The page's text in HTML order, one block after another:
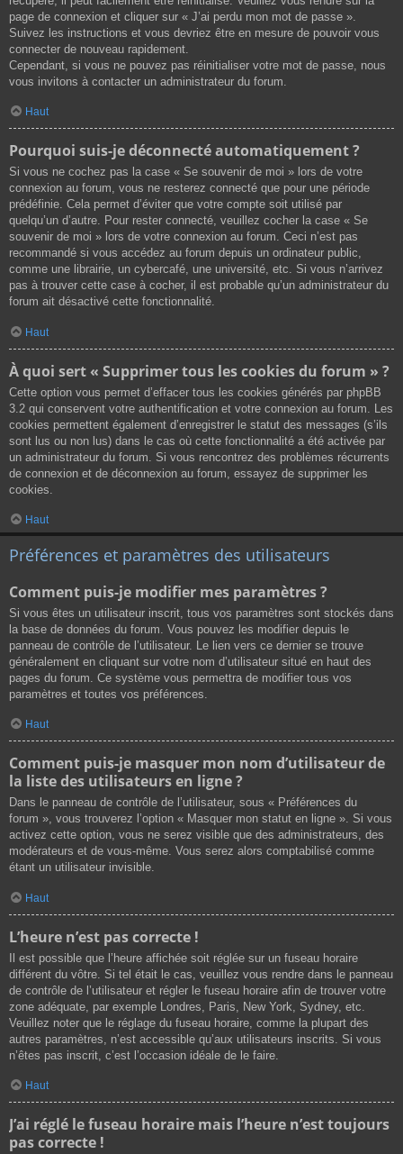
page de connexion et cliquer sur « J’ai perdu mon mot de passe ».
Suivez les instructions et vous devriez être en mesure de pouvoir vous
connecter de nouveau rapidement.
Cependant, si vous ne pouvez pas réinitialiser votre mot de passe, nous
vous invitons à contacter un administrateur du forum.
Haut
Pourquoi suis-je déconnecté automatiquement ?
Si vous ne cochez pas la case « Se souvenir de moi » lors de votre
connexion au forum, vous ne resterez connecté que pour une période
prédéfinie. Cela permet d’éviter que votre compte soit utilisé par
quelqu’un d’autre. Pour rester connecté, veuillez cocher la case « Se
souvenir de moi » lors de votre connexion au forum. Ceci n’est pas
recommandé si vous accédez au forum depuis un ordinateur public,
comme une librairie, un cybercafé, une université, etc. Si vous n’arrivez
pas à trouver cette case à cocher, il est probable qu’un administrateur du
forum ait désactivé cette fonctionnalité.
Haut
À quoi sert « Supprimer tous les cookies du forum » ?
Cette option vous permet d’effacer tous les cookies générés par phpBB
3.2 qui conservent votre authentification et votre connexion au forum. Les
cookies permettent également d’enregistrer le statut des messages (s’ils
sont lus ou non lus) dans le cas où cette fonctionnalité a été activée par
un administrateur du forum. Si vous rencontrez des problèmes récurrents
de connexion et de déconnexion au forum, essayez de supprimer les
cookies.
Haut
Préférences et paramètres des utilisateurs
Comment puis-je modifier mes paramètres ?
Si vous êtes un utilisateur inscrit, tous vos paramètres sont stockés dans
la base de données du forum. Vous pouvez les modifier depuis le
panneau de contrôle de l’utilisateur. Le lien vers ce dernier se trouve
généralement en cliquant sur votre nom d’utilisateur situé en haut des
pages du forum. Ce système vous permettra de modifier tous vos
paramètres et toutes vos préférences.
Haut
Comment puis-je masquer mon nom d’utilisateur de
la liste des utilisateurs en ligne ?
Dans le panneau de contrôle de l’utilisateur, sous « Préférences du
forum », vous trouverez l’option « Masquer mon statut en ligne ». Si vous
activez cette option, vous ne serez visible que des administrateurs, des
modérateurs et de vous-même. Vous serez alors comptabilisé comme
étant un utilisateur invisible.
Haut
L’heure n’est pas correcte !
Il est possible que l’heure affichée soit réglée sur un fuseau horaire
différent du vôtre. Si tel était le cas, veuillez vous rendre dans le panneau
de contrôle de l’utilisateur et régler le fuseau horaire afin de trouver votre
zone adéquate, par exemple Londres, Paris, New York, Sydney, etc.
Veuillez noter que le réglage du fuseau horaire, comme la plupart des
autres paramètres, n’est accessible qu’aux utilisateurs inscrits. Si vous
n’êtes pas inscrit, c’est l’occasion idéale de le faire.
Haut
J’ai réglé le fuseau horaire mais l’heure n’est toujours
pas correcte !